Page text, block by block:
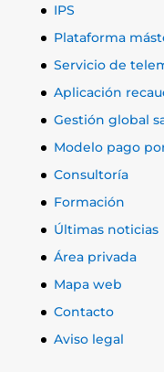
IPS
Plataforma
Servicio de
Aplicación
Gestión global
Modelo pago
Consultoría
Formación
Últimas noticias
Área privada
Mapa web
Contacto
Aviso legal